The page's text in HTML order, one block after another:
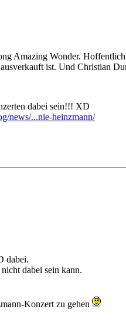
Amazing Wonder.
ist. Und Christian
dabei sein!!! XD
news/...nie-heinzmann/
dabei.
dabei sein kann.
Konzert zu gehen